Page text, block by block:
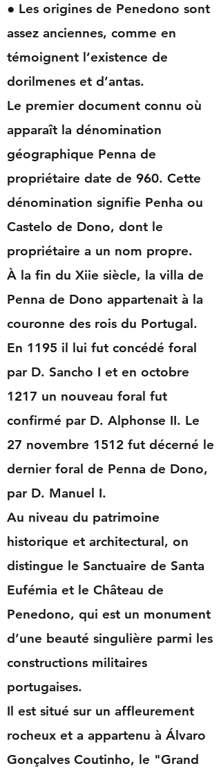
● Les origines de Penedono sont
assez anciennes, comme en
témoignent l’existence de
dorilmenes et d’antas.
Le premier document connu où
apparaît la dénomination
géographique Penna de
propriétaire date de 960. Cette
dénomination signifie Penha ou
Castelo de Dono, dont le
propriétaire a un nom propre.
À la fin du Xiie siècle, la villa de
Penna de Dono appartenait à la
couronne des rois du Portugal.
En 1195 il lui fut concédé foral
par D. Sancho I et en octobre
1217 un nouveau foral fut
confirmé par D. Alphonse II. Le
27 novembre 1512 fut décerné le
dernier foral de Penna de Dono,
par D. Manuel I.
Au niveau du patrimoine
historique et architectural, on
distingue le Sanctuaire de Santa
Eufémia et le Château de
Penedono, qui est un monument
d’une beauté singulière parmi les
constructions militaires
portugaises.
Il est situé sur un affleurement
rocheux et a appartenu à Álvaro
Gonçalves Coutinho, le "Grand